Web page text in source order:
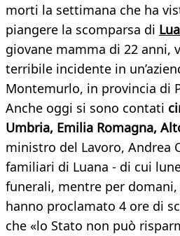
morti la settimana che ha
piangere la scomparsa di
giovane mamma di 22 anni,
terribile incidente in
Montemurlo, in provincia di
Anche oggi si sono contati
Umbria, Emilia Romagna,
ministro del Lavoro, Andrea
familiari di Luana - di cui
funerali, mentre per
hanno proclamato 4 ore di
che «lo Stato non può